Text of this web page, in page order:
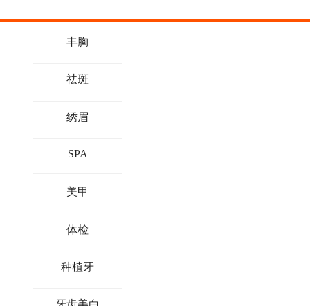
丰胸
祛斑
绣眉
SPA
美甲
体检
种植牙